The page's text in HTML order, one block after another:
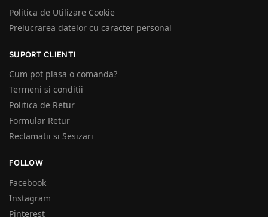
Politica de Utilizare Cookie
Prelucrarea datelor cu caracter personal
SUPORT CLIENTI
Cum pot plasa o comanda?
Termeni si conditii
Politica de Retur
Formular Retur
Reclamatii si Sesizari
FOLLOW
Facebook
Instagram
Pinterest